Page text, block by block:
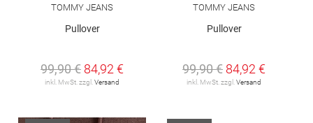
TOMMY JEANS
Pullover
99,90 € 84,92 €
inkl. MwSt. zzgl. Versand
TOMMY JEANS
Pullover
99,90 € 84,92 €
inkl. MwSt. zzgl. Versand